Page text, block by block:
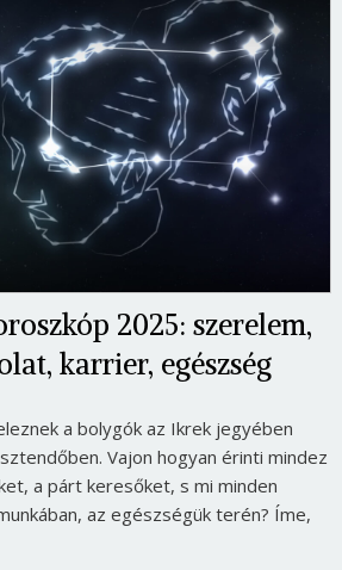
2025: szerelem,
karrier, egészség
a bolygók az Ikrek jegyében
Vajon hogyan érinti mindez
a párt keresőket, s mi minden
az egészségük terén? Íme,